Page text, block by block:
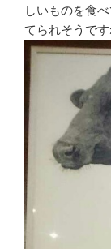
しいものを食
てられそうです